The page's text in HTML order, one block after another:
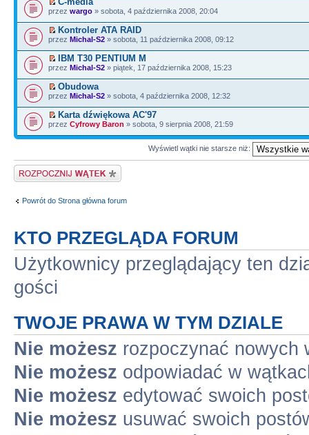
przez wargo » sobota, 4 października 2008, 20:04
Kontroler ATA RAID
przez Michal-S2 » sobota, 11 października 2008, 09:12
IBM T30 PENTIUM M
przez Michal-S2 » piątek, 17 października 2008, 15:23
Obudowa
przez Michal-S2 » sobota, 4 października 2008, 12:32
Karta dźwiękowa AC'97
przez Cyfrowy Baron » sobota, 9 sierpnia 2008, 21:59
Wyświetl wątki nie starsze niż:
Napisz wątek
Powrót do Strona główna forum
KTO PRZEGLĄDA FORUM
Użytkownicy przeglądający ten
gości
TWOJE PRAWA W TYM DZIALE
Nie możesz rozpoczynać nowych
Nie możesz odpowiadać w
Nie możesz edytować swoich
Nie możesz usuwać swoich